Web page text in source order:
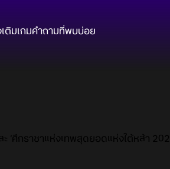
เติมเกมคำถามที่พบบ่อย
ะ ‘ศึกราชาแห่งเทพสุดยอดแห่งใต้หล้า